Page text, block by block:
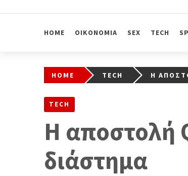
Ministry Of Men
HOME ΟΙΚΟΝΟΜΙΑ SEX TECH
HOME TECH Η
TECH
Η αποστολή
διάστημα